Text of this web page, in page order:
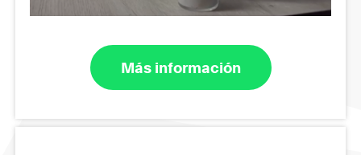
Más información